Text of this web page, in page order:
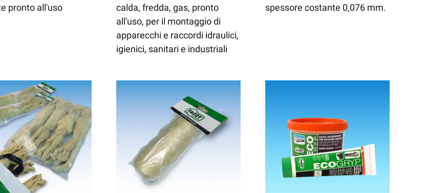
pronto all'uso
calda, fredda, gas, pronto
all'uso, per il montaggio di
apparecchi e raccordi idraulici,
igienici, sanitari e industriali
spessore costante 0,076 mm.